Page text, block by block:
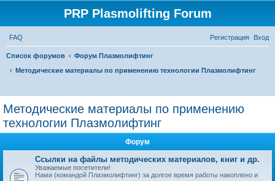
PRP Plasmolifting Forum
FAQ Вход
Регистрация
Список форумов
Форум Плазмолифтинг
Методические материалы по применению технологии Плазмолифтинг
Методические материалы по применению
технологии Плазмолифтинг
Форум
Ссылки на файлы методических материалов, книг и др.
Уважаемые посетители!
Нами (командой Плазмолифтинг) за долгое время работы накоплено и